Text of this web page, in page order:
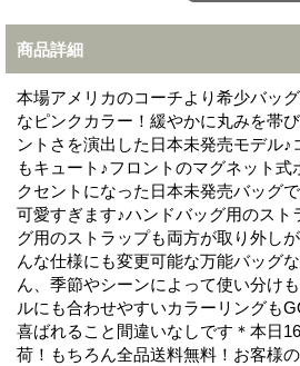
商品詳細
本場アメリカのコーチより希少バッ
なピンクカラー！緩やかに丸みを帯
ントさを演出した日本未発売モデル♪
もキュート♪フロントのマグネット式
クセントになった日本未発売バッグ
可愛すぎます♪ハンドバッグ用のスト
グ用のストラップも両方が取り外し
んな仕様にも変更可能な万能バッグ
ん、季節やシーンによって使い分け
ルにも合わせやすいカラーリングも
喜ばれること間違いなしです＊本日
荷！もちろん全品送料無料！お客様